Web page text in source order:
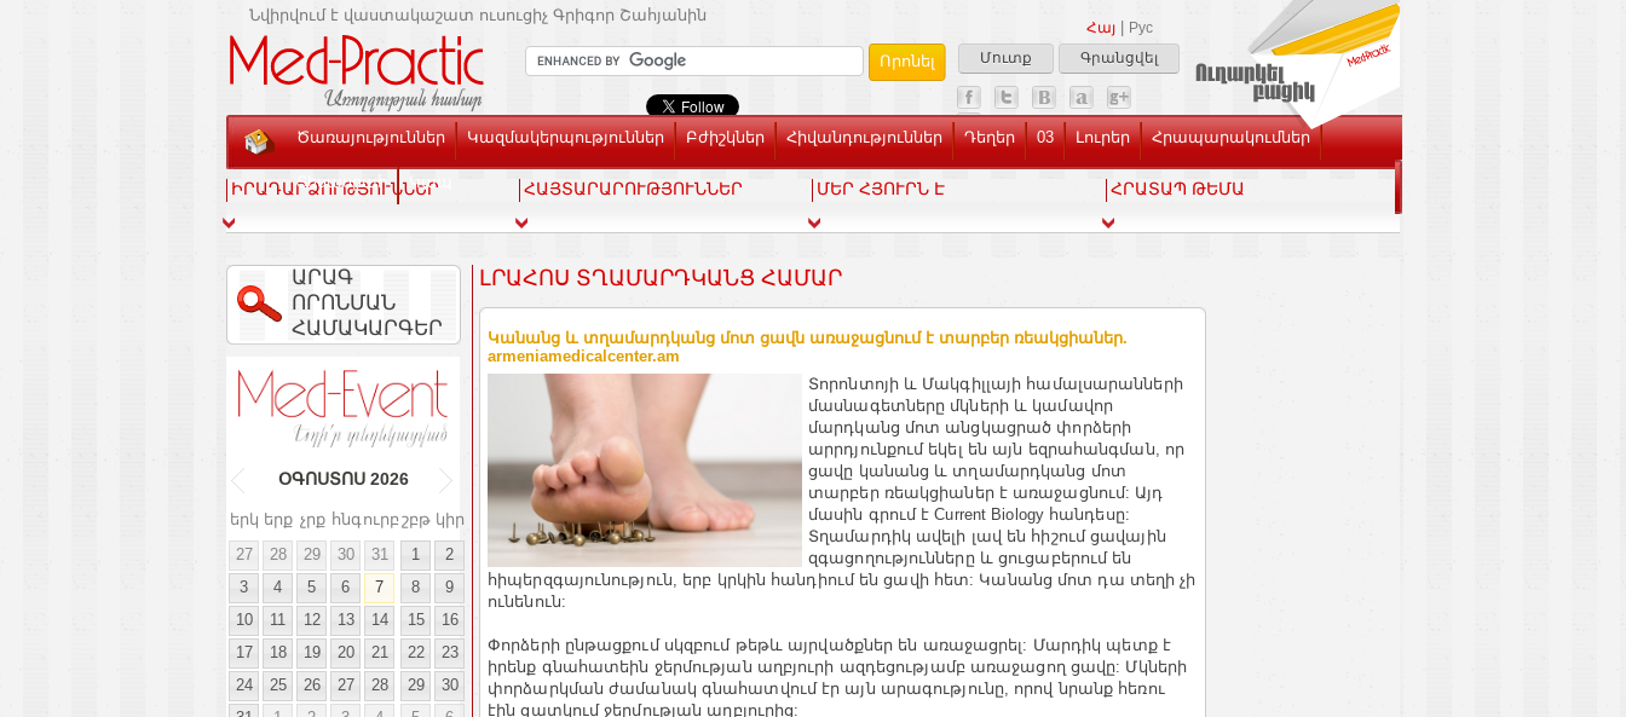
Հայ
Рус
Մուտք
Գրանցվել
Նվիրվում է վաստակաշատ ուսուցիչ Գրիգոր Շահյանին
Ծառայություններ Կազմակերպություններ Բժիշկներ Հիվանդություններ Դեղեր 03 Լուրեր Հրապարակումներ
Տեսասրահ Կապ
ԻՐԱԴԱՐՁՈՒԹՅՈՒՆՆԵՐ ՀԱՅՏԱՐԱՐՈՒԹՅՈՒՆՆԵՐ ՄԵՐ ՀՅՈՒՐՆ Է ՀՐԱՏԱՊ ԹԵՄԱ
ԱՐԱԳ
ՈՐՈՆՄԱՆ
ՀԱՄԱԿԱՐԳԵՐ
ՕԳՈՍՏՈՍ 2026
երկ երք չրք հնգուրբ շբթ կիր
27
28 29 30 31 1
2
3
4 5 6 7 8
9
10
11 12 13 14 15
16
17
18 19 20 21 22
23
24
25 26 27 28 29
30
ԼՐԱՀՈՍ ՏՂԱՄԱՐԴԿԱՆՑ ՀԱՄԱՐ
Կանանց և տղամարդկանց մոտ ցավն առաջացնում է տարբեր ռեակցիաներ.
armeniamedicalcenter.am
Տորոնտոյի և Մակգիլլայի համալսարանների
մասնագետները մկների և կամավոր
մարդկանց մոտ անցկացրած փորձերի
արրդյունքում եկել են այն եզրահանգման, որ
ցավը կանանց և տղամարդկանց մոտ
տարբեր ռեակցիաներ է առաջացնում: Այդ
մասին գրում է Current Biology հանդեսը:
Տղամարդիկ ավելի լավ են հիշում ցավային
զգացողությունները և ցուցաբերում են
հիպերզգայունություն, երբ կրկին հանդիում են ցավի հետ: Կանանց մոտ դա տեղի չի
ունենուն:
Փորձերի ընթացքում սկզբում թեթև այրվածքներ են առաջացրել: Մարդիկ պետք է
իրենք գնահատեին ջերմության աղբյուրի ազդեցությամբ առաջացող ցավը: Մկների
փորձարկման ժամանակ գնահատվում էր այն արագությունը, որով նրանք հեռու
էին ցատկում ջերմության աղբյուրից: